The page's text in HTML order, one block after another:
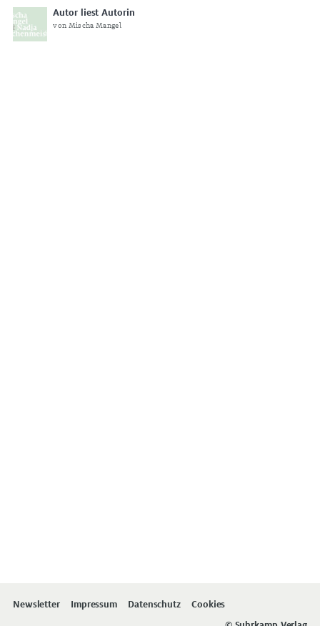
Autor liest Autorin
von Mischa Mangel
Newsletter Impressum Datenschutz
Cookies
© Suhrkamp Verlag